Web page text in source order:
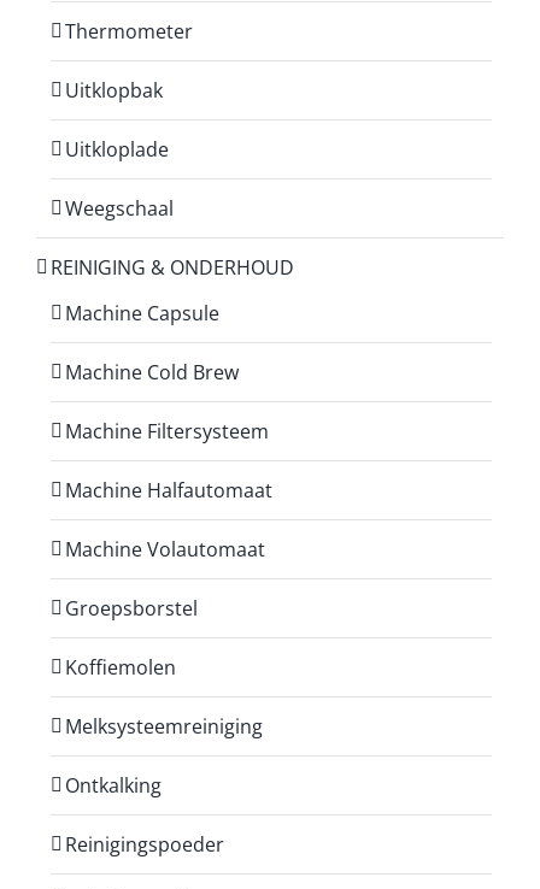
Thermometer
Uitklopbak
Uitkloplade
Weegschaal
REINIGING & ONDERHOUD
Machine Capsule
Machine Cold Brew
Machine Filtersysteem
Machine Halfautomaat
Machine Volautomaat
Groepsborstel
Koffiemolen
Melksysteemreiniging
Ontkalking
Reinigingspoeder